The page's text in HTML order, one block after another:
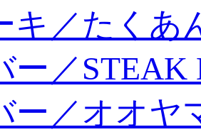
キ／たくあ
ー／STEAK
ー／オオヤ